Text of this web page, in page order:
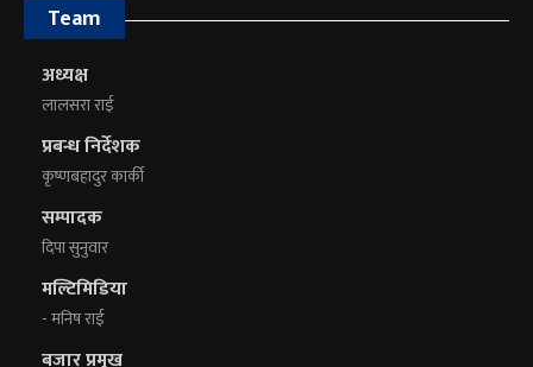
Team
अध्यक्ष
लालसरा राई
प्रबन्ध निर्देशक
कृष्णबहादुर कार्की
सम्पादक
दिपा सुनुवार
मल्टिमिडिया
- मनिष राई
बजार प्रमुख